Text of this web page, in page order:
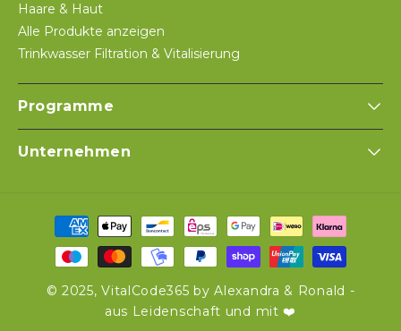
Haare & Haut
Alle Produkte anzeigen
Trinkwasser Filtration & Vitalisierung
Programme
Unternehmen
Zahlungsmethoden
© 2025, VitalCode365 by Alexandra & Ronald -
aus Leidenschaft und mit ❤️